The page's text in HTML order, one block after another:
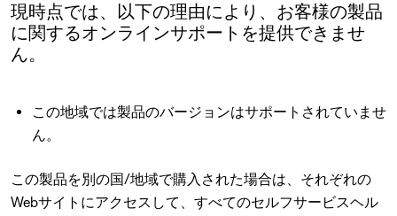
現時点では、以下の理由により、お客様の製品
に関するオンラインサポートを提供できませ
ん。
この地域では製品のバージョンはサポートされていませ
ん。
この製品を別の国/地域で購入された場合は、それぞれの
Webサイトにアクセスして、すべてのセルフサービスヘル